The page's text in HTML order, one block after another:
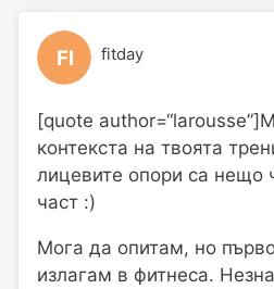
FI fitday
[quote
контекста на твоята
лицевите опори са нещо
част :)
Мога да опитам, но
излагам в фитнеса.